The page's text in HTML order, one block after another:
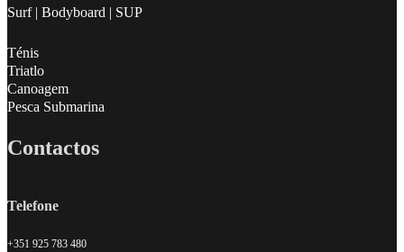
Surf | Bodyboard | SUP
Ténis
Triatlo
Canoagem
Pesca Submarina
Contactos
Telefone
+351 925 783 480